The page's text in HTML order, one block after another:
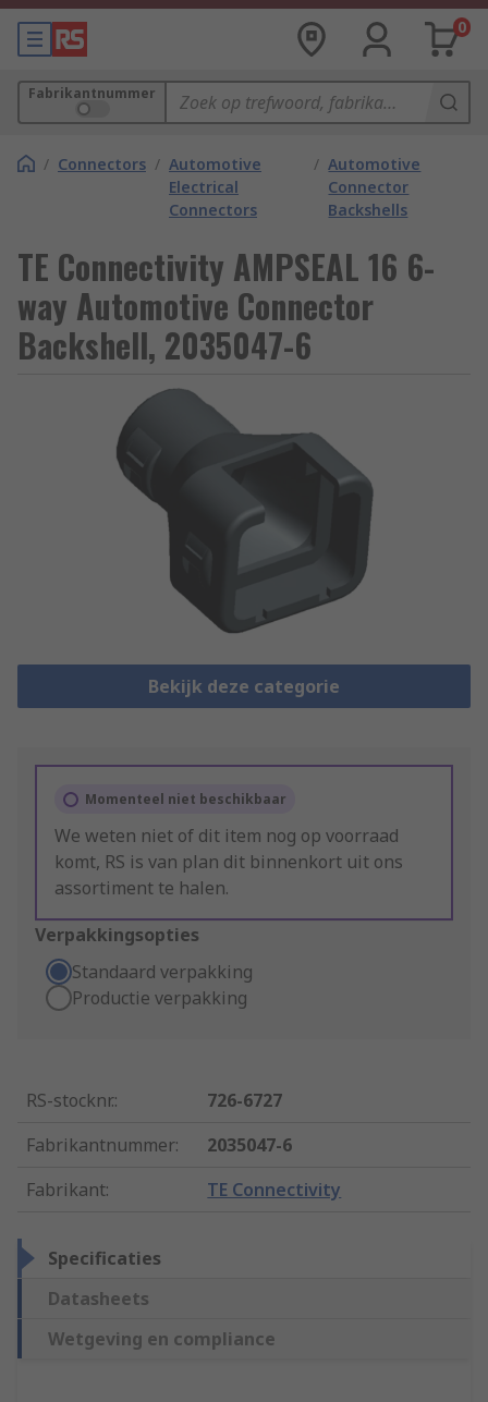
0
Fabrikantnummer
/ Connectors / Automotive
Electrical
Connectors
/ Automotive
Connector
Backshells
TE Connectivity AMPSEAL 16 6-
way Automotive Connector
Backshell, 2035047-6
Bekijk deze categorie
Momenteel niet beschikbaar
We weten niet of dit item nog op voorraad
komt, RS is van plan dit binnenkort uit ons
assortiment te halen.
Verpakkingsopties
Standaard verpakking
Productie verpakking
RS-stocknr.:
726-6727
Fabrikantnummer:
2035047-6
Fabrikant: TE Connectivity
Specificaties
Datasheets
Wetgeving en compliance